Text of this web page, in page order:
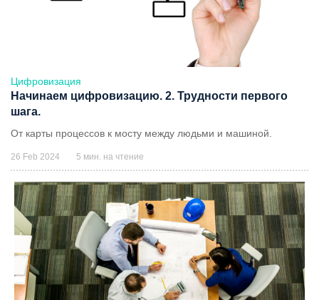
Цифровизация
Начинаем цифровизацию. 2. Трудности первого
шага.
От карты процессов к мосту между людьми и машиной.
26 Feb 2024 5 мин. на чтение